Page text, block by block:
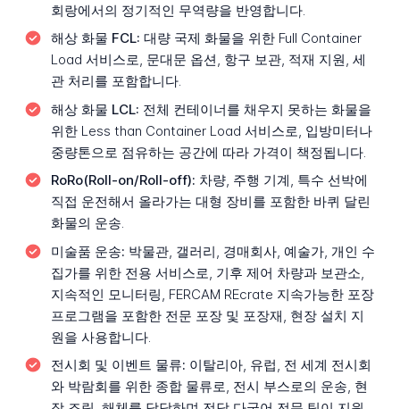
회랑에서의 정기적인 무역량을 반영합니다.
해상 화물 FCL: 대량 국제 화물을 위한 Full Container
Load 서비스로, 문대문 옵션, 항구 보관, 적재 지원, 세
관 처리를 포함합니다.
해상 화물 LCL: 전체 컨테이너를 채우지 못하는 화물을
위한 Less than Container Load 서비스로, 입방미터나
중량톤으로 점유하는 공간에 따라 가격이 책정됩니다.
RoRo(Roll-on/Roll-off): 차량, 주행 기계, 특수 선박에
직접 운전해서 올라가는 대형 장비를 포함한 바퀴 달린
화물의 운송.
미술품 운송: 박물관, 갤러리, 경매회사, 예술가, 개인 수
집가를 위한 전용 서비스로, 기후 제어 차량과 보관소,
지속적인 모니터링, FERCAM REcrate 지속가능한 포장
프로그램을 포함한 전문 포장 및 포장재, 현장 설치 지
원을 사용합니다.
전시회 및 이벤트 물류: 이탈리아, 유럽, 전 세계 전시회
와 박람회를 위한 종합 물류로, 전시 부스로의 운송, 현